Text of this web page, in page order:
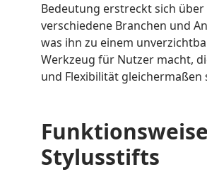
Bedeutung erstreckt sich über
verschiedene Branchen und
was ihn zu einem
Werkzeug für Nutzer macht,
und Flexibilität gleichermaßen
Stylusstifts